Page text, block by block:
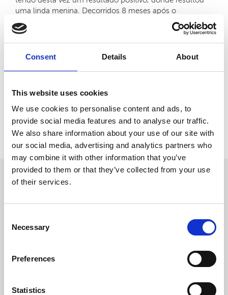
Consent Details About
This website uses cookies
We use cookies to personalise content and ads, to
provide social media features and to analyse our traffic.
We also share information about your use of our site with
our social media, advertising and analytics partners who
may combine it with other information that you’ve
provided to them or that they’ve collected from your use
of their services.
Selection
Necessary
Preferences
Statistics
uma linda menina. Decorridos 8 meses após o
nascimento da menina, a paciente ficou novamente
grávida, desta vez de forma natural, prevendo-se o
nascimento do menino para o próximo mês de julho.
Medicina Chinesa - Tratamento Infertilidade
Aumento Semen - Acupuntura
Voltar